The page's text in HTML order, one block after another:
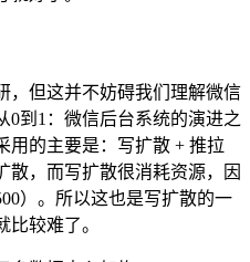
，但这并不妨碍我们理解微信
0到1：微信后台系统的演进之
用的主要是：写扩散 + 推拉
散，而写扩散很消耗资源，因
）。所以这也是写扩散的一
较难了。